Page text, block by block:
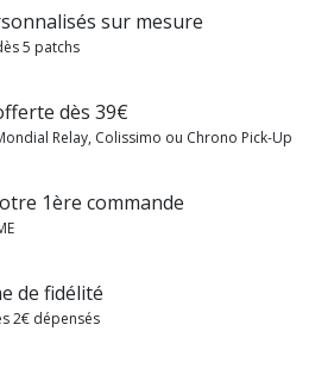
sur mesure
5 patchs
dès 39€
Relay, Colissimo ou Chrono Pick-Up
1ère commande
de fidélité
2€ dépensés